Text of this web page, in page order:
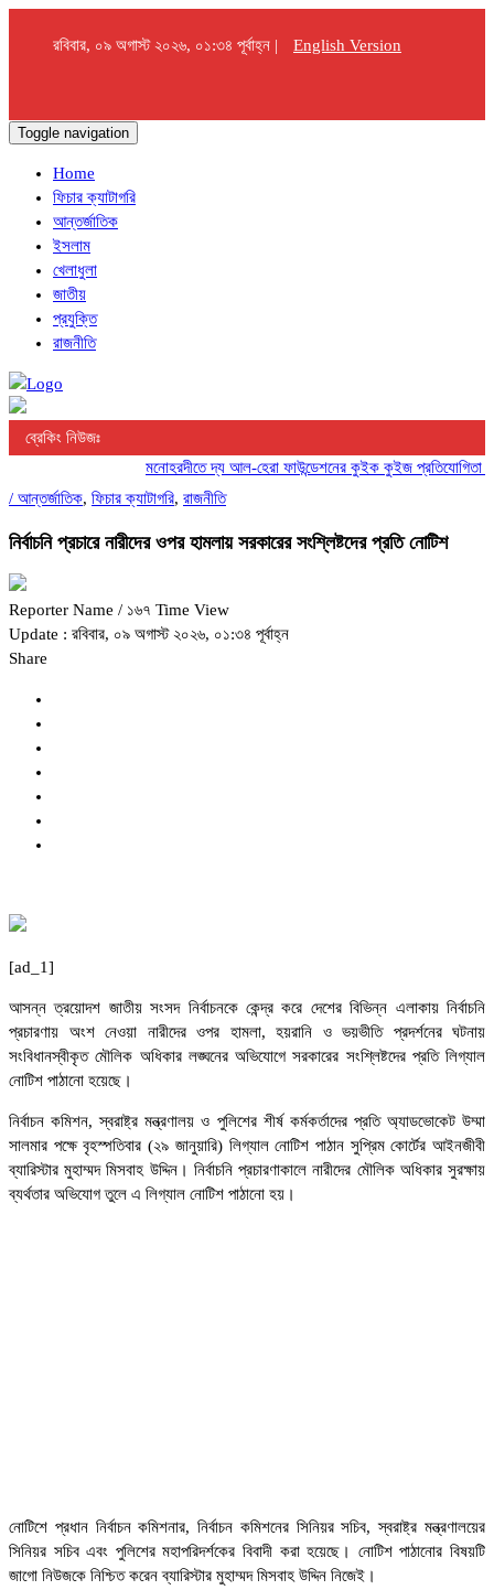
রবিবার, ০৯ অগাস্ট ২০২৬, ০১:৩৪ পূর্বাহ্ন | English Version
Toggle navigation
Home
ফিচার ক্যাটাগরি
আন্তর্জাতিক
ইসলাম
খেলাধুলা
জাতীয়
প্রযুক্তি
রাজনীতি
ব্রেকিং নিউজঃ
মনোহরদীতে দ্য আল-হেরা ফাউন্ডেশনের কুইক কুইজ প্রতিযোগিতা
/ আন্তর্জাতিক, ফিচার ক্যাটাগরি, রাজনীতি
নির্বাচনি প্রচারে নারীদের ওপর হামলায় সরকারের সংশ্লিষ্টদের প্রতি নোটিশ
Reporter Name / ১৬৭ Time View
Update : রবিবার, ০৯ অগাস্ট ২০২৬, ০১:৩৪ পূর্বাহ্ন
Share
[ad_1]
আসন্ন ত্রয়োদশ জাতীয় সংসদ নির্বাচনকে কেন্দ্র করে দেশের বিভিন্ন এলাকায় নির্বাচনি
প্রচারণায় অংশ নেওয়া নারীদের ওপর হামলা, হয়রানি ও ভয়ভীতি প্রদর্শনের ঘটনায়
সংবিধানস্বীকৃত মৌলিক অধিকার লঙ্ঘনের অভিযোগে সরকারের সংশ্লিষ্টদের প্রতি লিগ্যাল
নোটিশ পাঠানো হয়েছে।
নির্বাচন কমিশন, স্বরাষ্ট্র মন্ত্রণালয় ও পুলিশের শীর্ষ কর্মকর্তাদের প্রতি অ্যাডভোকেট উম্মা
সালমার পক্ষে বৃহস্পতিবার (২৯ জানুয়ারি) লিগ্যাল নোটিশ পাঠান সুপ্রিম কোর্টের আইনজীবী
ব্যারিস্টার মুহাম্মদ মিসবাহ উদ্দিন। নির্বাচনি প্রচারণাকালে নারীদের মৌলিক অধিকার সুরক্ষায়
ব্যর্থতার অভিযোগ তুলে এ লিগ্যাল নোটিশ পাঠানো হয়।
নোটিশে প্রধান নির্বাচন কমিশনার, নির্বাচন কমিশনের সিনিয়র সচিব, স্বরাষ্ট্র মন্ত্রণালয়ের
সিনিয়র সচিব এবং পুলিশের মহাপরিদর্শকের বিবাদী করা হয়েছে। নোটিশ পাঠানোর বিষয়টি
জাগো নিউজকে নিশ্চিত করেন ব্যারিস্টার মুহাম্মদ মিসবাহ উদ্দিন নিজেই।